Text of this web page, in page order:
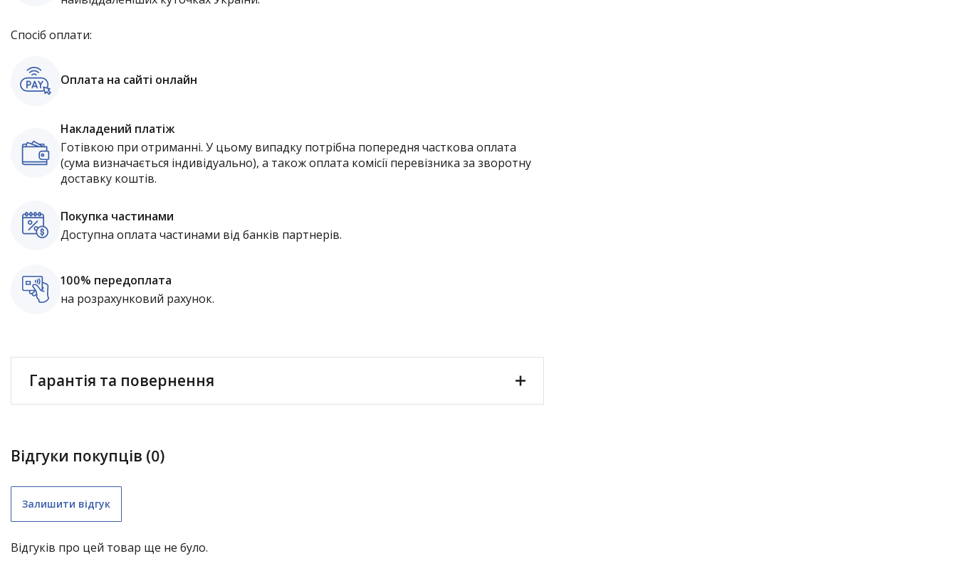
Спосіб оплати:
Оплата на сайті онлайн
Накладений платіж
Готівкою при отриманні. У цьому випадку потрібна попередня часткова оплата
(сума визначається індивідуально), а також оплата комісії перевізника за зворотну
доставку коштів.
Покупка частинами
Доступна оплата частинами від банків партнерів.
100% передоплата
на розрахунковий рахунок.
Гарантія та повернення
складні меблі (крім «економ») – 1 рік;
Відгуки покупців (0)
Залишити відгук
Відгуків про цей товар ще не було.